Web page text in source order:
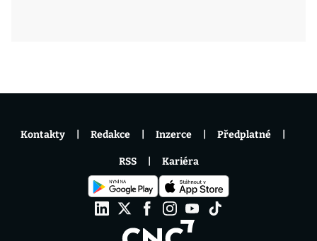
Kontakty Redakce Inzerce Předplatné
RSS Kariéra